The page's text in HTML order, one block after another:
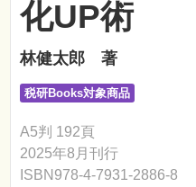
化UP術
林健太郎 著
税研Books対象商品
A5判 192頁
2025年8月刊行
ISBN978-4-7931-2886-8